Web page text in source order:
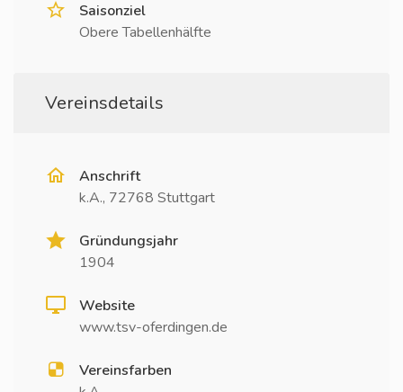
Saisonziel
Obere Tabellenhälfte
Vereinsdetails
Anschrift
k.A., 72768 Stuttgart
Gründungsjahr
1904
Website
www.tsv-oferdingen.de
Vereinsfarben